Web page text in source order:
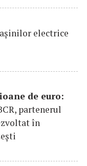
electrice
de euro:
partenerul
în